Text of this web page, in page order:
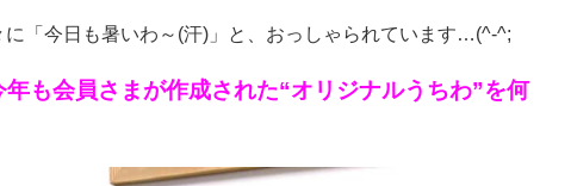
「今日も暑いわ～(汗)」と、おっしゃられています…(^-^;
も会員さまが作成された“オリジナルうちわ”を何